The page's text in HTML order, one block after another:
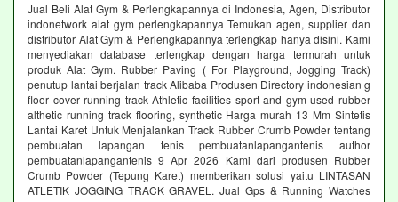
Jual Beli Alat Gym & Perlengkapannya di Indonesia, Agen, Distributor
indonetwork alat gym perlengkapannya Temukan agen, supplier dan
distributor Alat Gym & Perlengkapannya terlengkap hanya disini. Kami
menyediakan database terlengkap dengan harga termurah untuk
produk Alat Gym. Rubber Paving ( For Playground, Jogging Track)
penutup lantai berjalan track Alibaba Produsen Directory indonesian g
floor cover running track Athletic facilities sport and gym used rubber
althetic running track flooring, synthetic Harga murah 13 Mm Sintetis
Lantai Karet Untuk Menjalankan Track Rubber Crumb Powder tentang
pembuatan lapangan tenis pembuatanlapangantenis author
pembuatanlapangantenis 9 Apr 2026 Kami dari produsen Rubber
Crumb Powder (Tepung Karet) memberikan solusi yaitu LINTASAN
ATLETIK JOGGING TRACK GRAVEL. Jual Gps & Running Watches